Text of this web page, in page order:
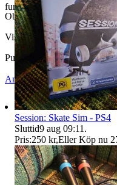
fungerar lika bra med 2 röda.
Objektnr
740 674 403
Visningar
108
Publicerad 16 jul 08:46
Anmäl Sälj liknande
Session: Skate Sim - PS4
Sluttid9 aug 09:11 .
Pris:250 kr,Eller Köp nu